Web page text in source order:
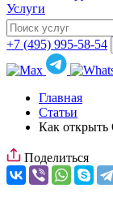
Услуги
+7 (495) 995-58-54
Главная
Статьи
Как
Поделиться